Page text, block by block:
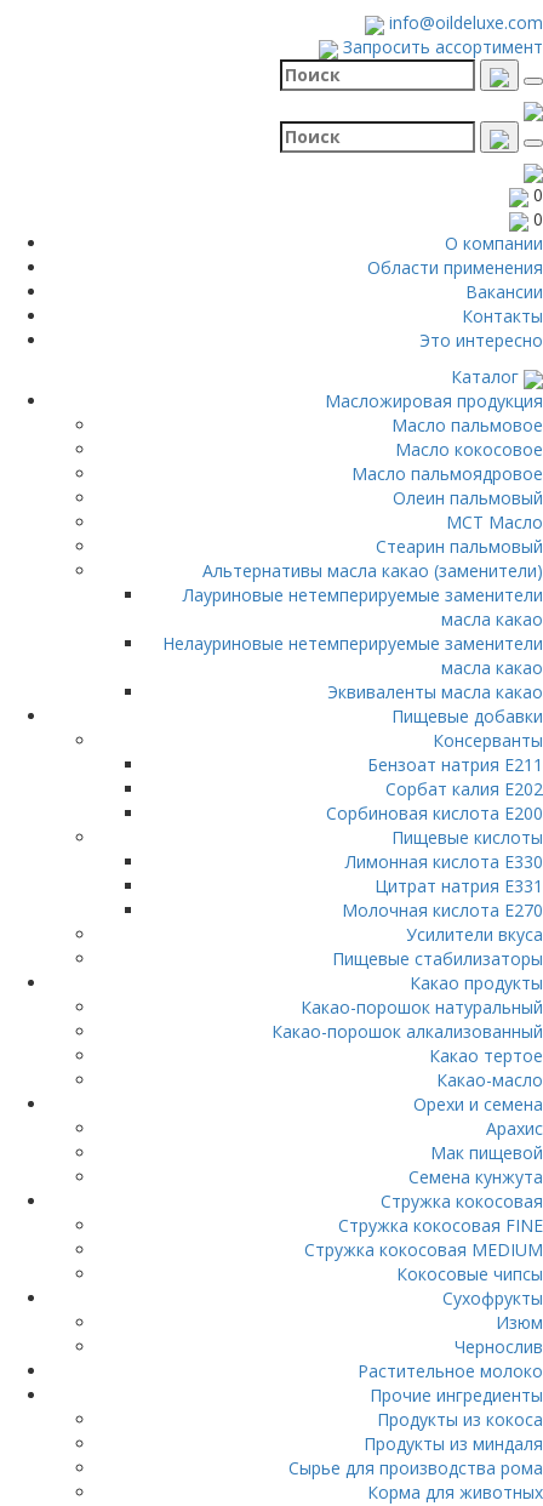
info@oildeluxe.com
Запросить ассортимент
0
0
О компании
Области применения
Вакансии
Контакты
Это интересно
Каталог
Масложировая продукция
Масло пальмовое
Масло кокосовое
Масло пальмоядровое
Олеин пальмовый
МСТ Масло
Стеарин пальмовый
Альтернативы масла какао (заменители)
Лауриновые нетемперируемые заменители
масла какао
Нелауриновые нетемперируемые заменители
масла какао
Эквиваленты масла какао
Пищевые добавки
Консерванты
Бензоат натрия Е211
Сорбат калия Е202
Сорбиновая кислота Е200
Пищевые кислоты
Лимонная кислота Е330
Цитрат натрия E331
Молочная кислота Е270
Усилители вкуса
Пищевые стабилизаторы
Какао продукты
Какао-порошок натуральный
Какао-порошок алкализованный
Какао тертое
Какао-масло
Орехи и семена
Арахис
Мак пищевой
Семена кунжута
Стружка кокосовая
Стружка кокосовая FINE
Стружка кокосовая MEDIUM
Кокосовые чипсы
Сухофрукты
Изюм
Чернослив
Растительное молоко
Прочие ингредиенты
Продукты из кокоса
Продукты из миндаля
Сырье для производства рома
Корма для животных